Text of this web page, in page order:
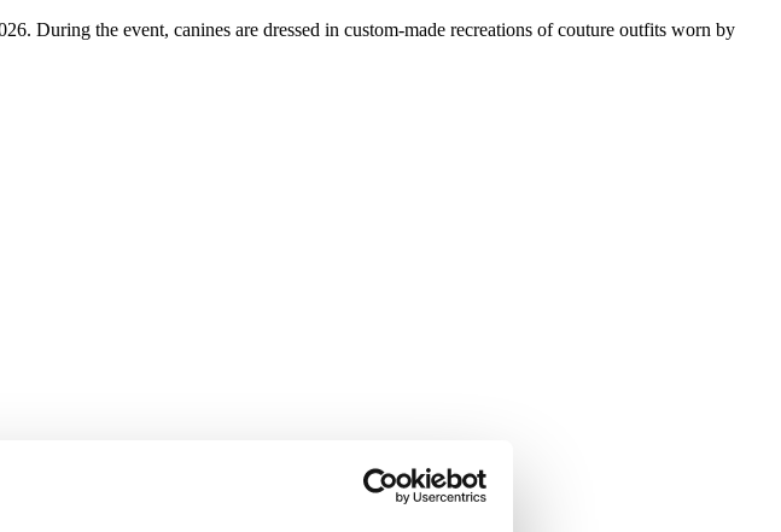
During the event, canines are dressed in custom-made recreations of couture outfits worn by